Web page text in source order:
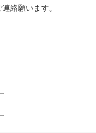
絡願います。